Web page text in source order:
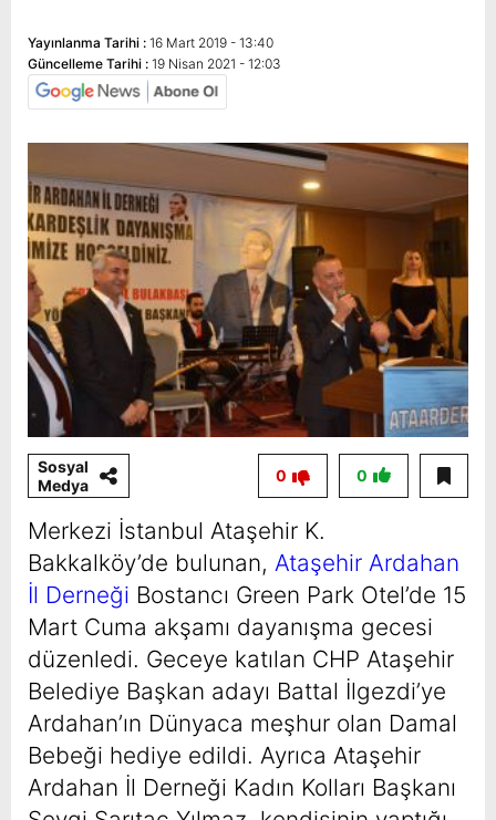
Yayınlanma Tarihi : 16 Mart 2019 - 13:40
Güncelleme Tarihi : 19 Nisan 2021 - 12:03
Sosyal
Medya
0
0
Merkezi İstanbul Ataşehir K.
Bakkalköy’de bulunan, Ataşehir Ardahan
İl Derneği Bostancı Green Park Otel’de 15
Mart Cuma akşamı dayanışma gecesi
düzenledi. Geceye katılan CHP Ataşehir
Belediye Başkan adayı Battal İlgezdi’ye
Ardahan’ın Dünyaca meşhur olan Damal
Bebeği hediye edildi. Ayrıca Ataşehir
Ardahan İl Derneği Kadın Kolları Başkanı